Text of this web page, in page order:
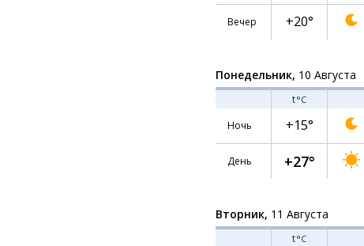
Вечер +20°
Понедельник, 10 Августа
t°C
Ночь
+15°
День +27°
Вторник, 11 Августа
t°C